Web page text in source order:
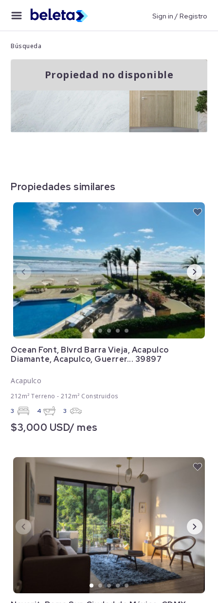
Sign in / Registro
Búsqueda
Propiedad no disponible
Propiedades similares
Ocean Font, Blvrd Barra Vieja, Acapulco
Diamante, Acapulco, Guerrer... 39897
Acapulco
212m² Terreno - 212m² Construidos
3 4 3
$3,000 USD/ mes